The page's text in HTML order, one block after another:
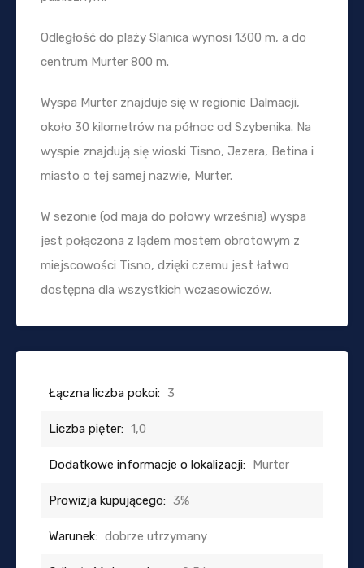
Odległość do plaży Slanica wynosi 1300 m, a do
centrum Murter 800 m.
Wyspa Murter znajduje się w regionie Dalmacji,
około 30 kilometrów na północ od Szybenika. Na
wyspie znajdują się wioski Tisno, Jezera, Betina i
miasto o tej samej nazwie, Murter.
W sezonie (od maja do połowy września) wyspa
jest połączona z lądem mostem obrotowym z
miejscowości Tisno, dzięki czemu jest łatwo
dostępna dla wszystkich wczasowiczów.
Łączna liczba pokoi: 3
Liczba pięter: 1,0
Dodatkowe informacje o lokalizacji: Murter
Prowizja kupującego: 3%
Warunek: dobrze utrzymany